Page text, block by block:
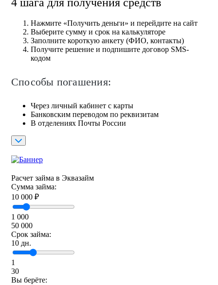
4 шага для получения средств
Нажмите «Получить деньги» и перейдите на сайт
Выберите сумму и срок на калькуляторе
Заполните короткую анкету (ФИО, контакты)
Получите решение и подпишите договор SMS-
кодом
Способы погашения:
Через личный кабинет с карты
Банковским переводом по реквизитам
В отделениях Почты России
Расчет займа в Эквазайм
Сумма займа:
10 000 ₽
1 000
50 000
Срок займа:
10 дн.
1
30
Вы берёте: